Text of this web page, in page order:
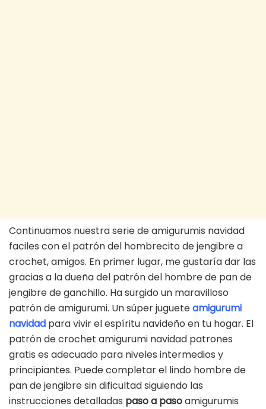
Continuamos nuestra serie de amigurumis navidad
faciles con el patrón del hombrecito de jengibre a
crochet, amigos. En primer lugar, me gustaría dar las
gracias a la dueña del patrón del hombre de pan de
jengibre de ganchillo. Ha surgido un maravilloso
patrón de amigurumi. Un súper jugueteamigurumi
navidad para vivir el espíritu navideño en tu hogar. El
patrón de crochet amigurumi navidad patrones
gratis es adecuado para niveles intermedios y
principiantes. Puede completar el lindo hombre de
pan de jengibre sin dificultad siguiendo las
instrucciones detalladas paso a pasoamigurumis